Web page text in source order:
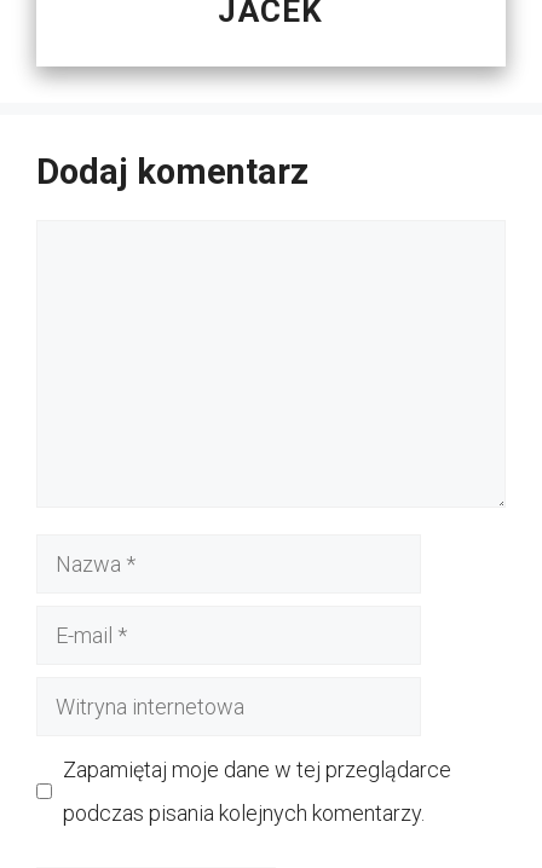
JACEK
Dodaj komentarz
Nazwa
Witryna
Zapamiętaj moje dane w tej przeglądarce
podczas pisania kolejnych komentarzy.